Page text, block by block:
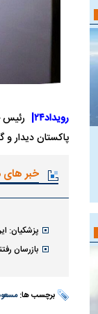
رویداد۲۴|
رئیس
پاکستان دیدار و
خبر های
پزشکیان:
بازرسان
برچسب ها:
هواپیمای مرموز E-11A BACN چیست؟